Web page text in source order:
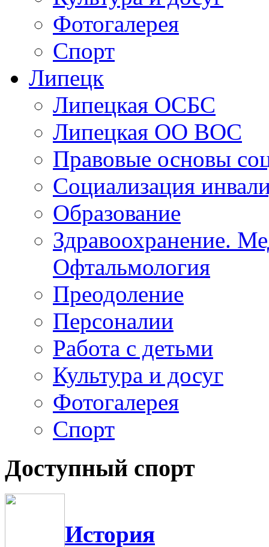
Культура и досуг
Фотогалерея
Спорт
Липецк
Липецкая ОСБС
Липецкая ОО ВОС
Правовые основы
Социализация
Образование
Здравоохранение.
Офтальмология
Преодоление
Персоналии
Работа с детьми
Культура и досуг
Фотогалерея
Доступный спорт